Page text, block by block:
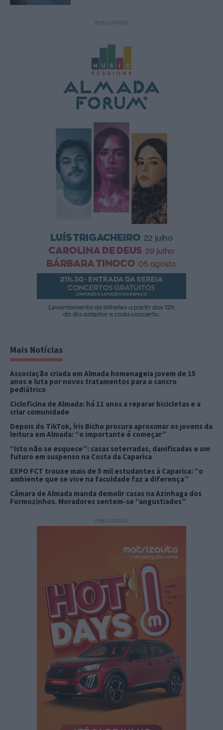
PUBLICIDADE
Mais Notícias
Associação criada em Almada homenageia jovem de 15
anos e luta por novos tratamentos para o cancro
pediátrico
Cicloficina de Almada: há 11 anos a reparar bicicletas e a
criar comunidade
Depois do TikTok, Íris Bicho procura aproximar os jovens da
leitura em Almada: “o importante é começar”
“Isto não se esquece”: casas soterradas, danificadas e um
futuro em suspenso na Costa da Caparica
EXPO FCT trouxe mais de 5 mil estudantes à Caparica: “o
ambiente que se vive na faculdade faz a diferença”
Câmara de Almada manda demolir casas na Azinhaga dos
Formozinhos. Moradores sentem-se “angustiados”
PUBLICIDADE